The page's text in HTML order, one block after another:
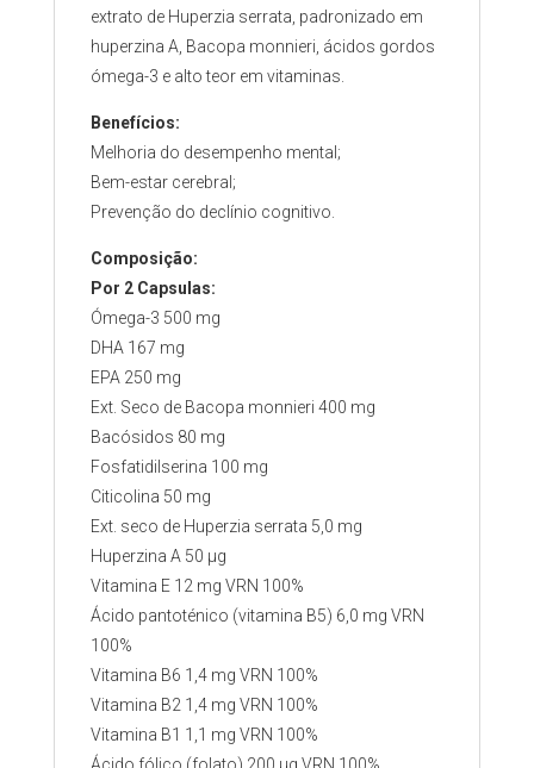
extrato de Huperzia serrata, padronizado em
huperzina A, Bacopa monnieri, ácidos gordos
ómega-3 e alto teor em vitaminas.
Benefícios:
Melhoria do desempenho mental;
Bem-estar cerebral;
Prevenção do declínio cognitivo.
Composição:
Por 2 Capsulas:
Ómega-3 500 mg
DHA 167 mg
EPA 250 mg
Ext. Seco de Bacopa monnieri 400 mg
Bacósidos 80 mg
Fosfatidilserina 100 mg
Citicolina 50 mg
Ext. seco de Huperzia serrata 5,0 mg
Huperzina A 50 µg
Vitamina E 12 mg VRN 100%
Ácido pantoténico (vitamina B5) 6,0 mg VRN
100%
Vitamina B6 1,4 mg VRN 100%
Vitamina B2 1,4 mg VRN 100%
Vitamina B1 1,1 mg VRN 100%